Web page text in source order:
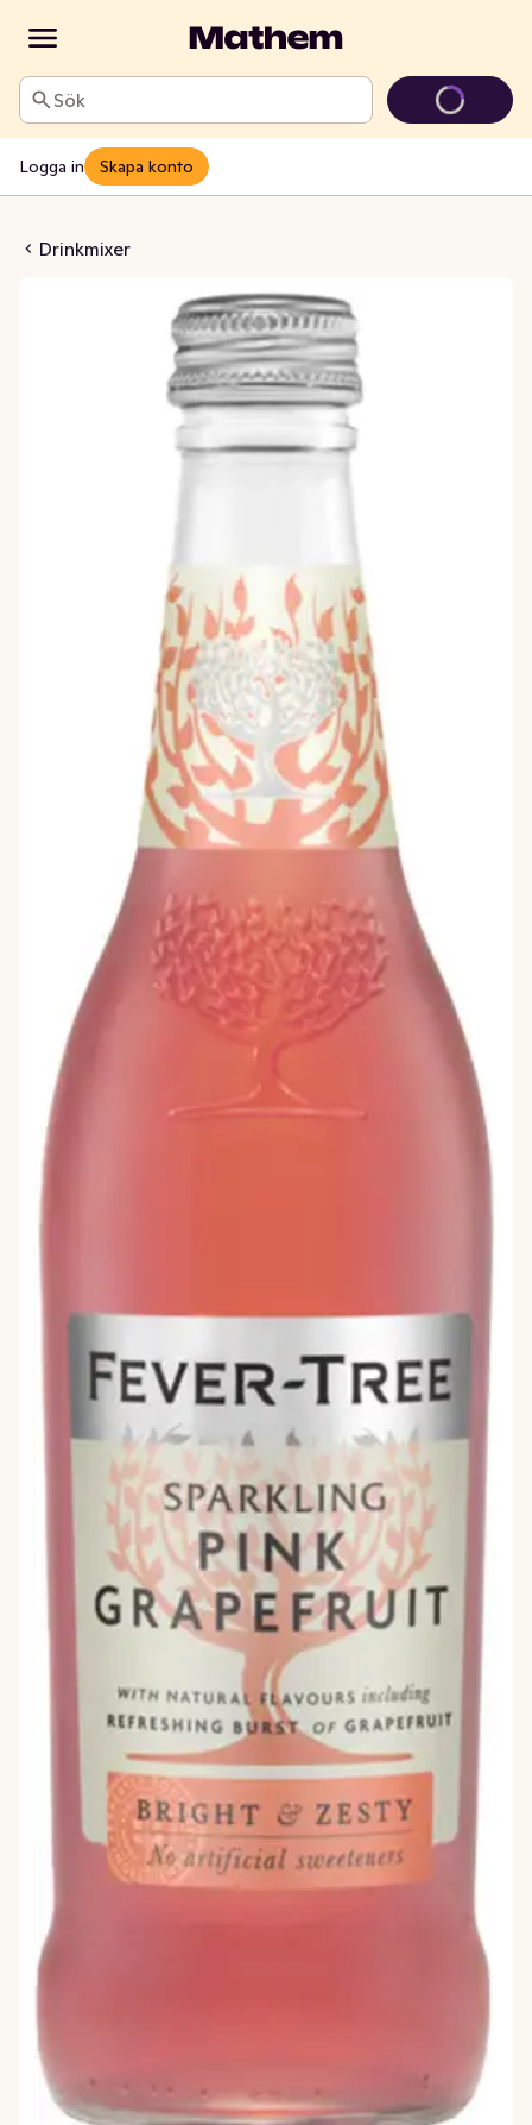
Sök
Logga in Skapa konto
Drinkmixer
Pink Grape